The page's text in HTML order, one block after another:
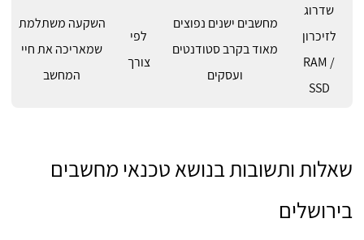
שדרוג
לזיכרון
RAM /
SSD
מחשבים ישנים נפוצים
מאוד בקרב סטודנטים
ועסקים
לפי
צורך
השקעה משתלמת
שמאריכה את חיי
המחשב
שאלות ותשובות בנושא טכנאי מחשבים
בירושלים